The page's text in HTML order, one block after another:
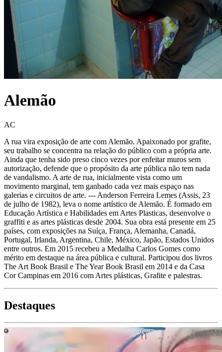
Alemão
AC
A rua vira exposição de arte com Alemão. Apaixonado por grafite,
seu trabalho se concentra na relação do público com a própria arte.
Ainda que tenha sido preso cinco vezes por enfeitar muros sem
autorização, defende que o propósito da arte pública não tem nada
de vandalismo. A arte de rua, inicialmente vista como um
movimento marginal, tem ganhado cada vez mais espaço nas
galerias e circuitos de arte. --- Anderson Ferreira Lemes (Assis, 23
de julho de 1982), leva o nome artístico de Alemão. É formado em
Educação Artística e Habilidades em Artes Plasticas, desenvolve o
graffiti e as artes plásticas desde 2004. Sua obra está presente em 25
países, com exposições na Suíça, França, Alemanha, Canadá,
Portugal, Irlanda, Argentina, Chile, México, Japão, Estados Unidos
entre outros. Em 2015 recebeu a Medalha Carlos Gomes como
mérito em destaque na área pública e cultural. Participou dos livros
The Art Book Brasil e The Year Book Brasil em 2014 e da Casa
Cor Campinas em 2016 com Artes plásticas, Grafite e palestras.
Destaques